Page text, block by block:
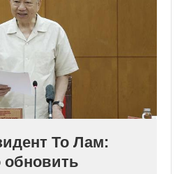
То Лам:
обновить